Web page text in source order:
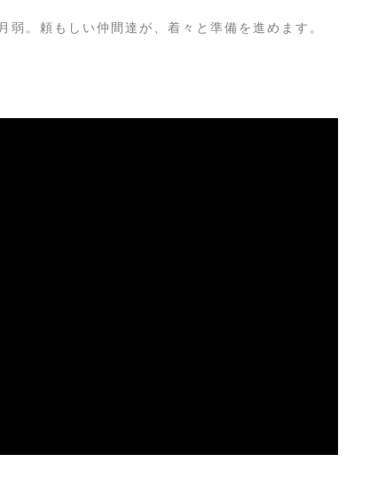
。頼もしい仲間達が、着々と準備を進めます。